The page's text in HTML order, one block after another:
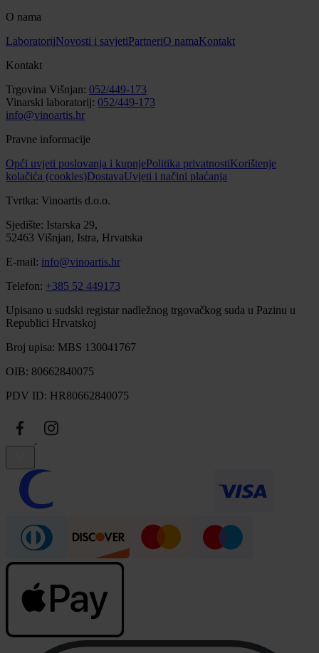
O nama
LaboratorijNovosti i savjetiPartneriO namaKontakt
Kontakt
Trgovina Višnjan: 052/449-173
Vinarski laboratorij: 052/449-173
info@vinoartis.hr
Pravne informacije
Opći uvjeti poslovanja i kupnjePolitika privatnostiKorištenje
kolačića (cookies)DostavaUvjeti i načini plaćanja
Tvrtka: Vinoartis d.o.o.
Sjedište: Istarska 29,
52463 Višnjan, Istra, Hrvatska
E-mail: info@vinoartis.hr
Telefon: +385 52 449173
Upisano u sudski registar nadležnog trgovačkog suda u Pazinu u
Republici Hrvatskoj
Broj upisa: MBS 130041767
OIB: 80662840075
PDV ID: HR80662840075